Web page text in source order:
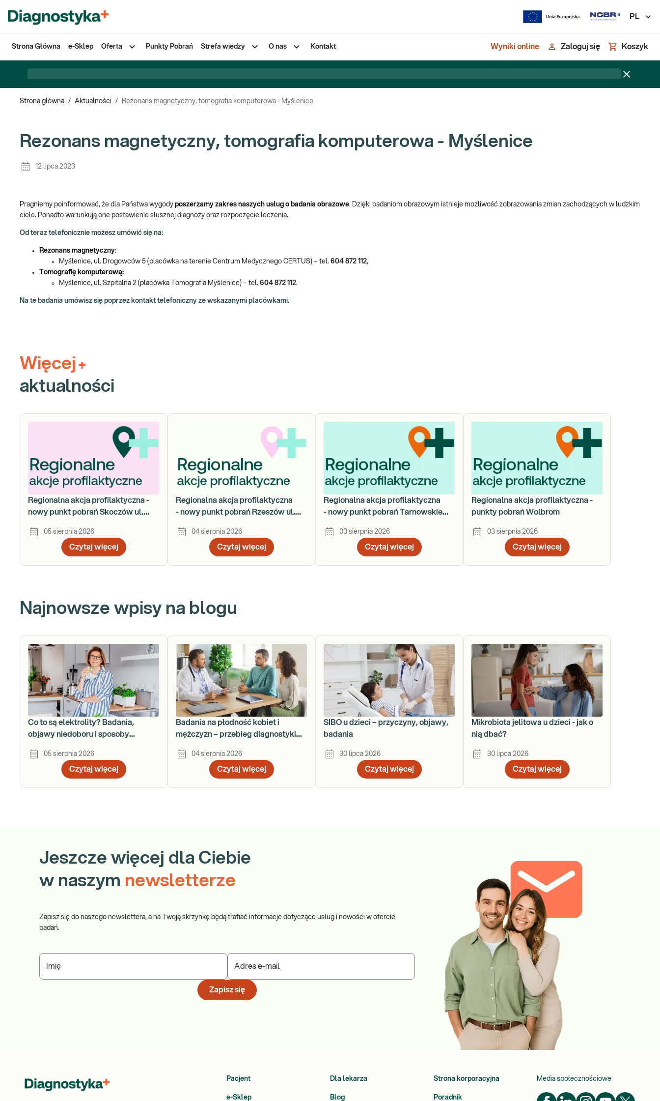
PL
Strona Główna e-Sklep Oferta Punkty Pobrań Strefa wiedzy O nas Kontakt Wyniki online Zaloguj się Koszyk
Strona główna / Aktualności / Rezonans magnetyczny, tomografia komputerowa - Myślenice
Rezonans magnetyczny, tomografia komputerowa - Myślenice
12 lipca 2023
Pragniemy poinformować, że dla Państwa wygody poszerzamy zakres naszych usług o badania obrazowe. Dzięki badaniom obrazowym istnieje możliwość zobrazowania zmian zachodzących w ludzkim
ciele. Ponadto warunkują one postawienie słusznej diagnozy oraz rozpoczęcie leczenia.
Od teraz telefonicznie możesz umówić się na:
Rezonans magnetyczny:
Myślenice, ul. Drogowców 5 (placówka na terenie Centrum Medycznego CERTUS) – tel. 604 872 112,
Tomografię komputerową:
Myślenice, ul. Szpitalna 2 (placówka Tomografia Myślenice) – tel. 604 872 112.
Na te badania umówisz się poprzez kontakt telefoniczny ze wskazanymi placówkami.
Więcej +
aktualności
Regionalna akcja profilaktyczna -
nowy punkt pobrań Skoczów ul.
05 sierpnia 2026
Czytaj więcej
Regionalna akcja profilaktyczna
- nowy punkt pobrań Rzeszów ul.
04 sierpnia 2026
Czytaj więcej
Regionalna akcja profilaktyczna
- nowy punkt pobrań Tarnowskie
03 sierpnia 2026
Czytaj więcej
Regionalna akcja profilaktyczna -
punkty pobrań Wolbrom
03 sierpnia 2026
Czytaj więcej
Najnowsze wpisy na blogu
Co to są elektrolity? Badania,
objawy niedoboru i sposoby
05 sierpnia 2026
Czytaj więcej
Badania na płodność kobiet i
mężczyzn – przebieg diagnostyki
04 sierpnia 2026
Czytaj więcej
SIBO u dzieci – przyczyny, objawy,
badania
30 lipca 2026
Czytaj więcej
Mikrobiota jelitowa u dzieci - jak o
nią dbać?
30 lipca 2026
Czytaj więcej
Jeszcze więcej dla Ciebie
w naszym newsletterze
Zapisz się do naszego newslettera, a na Twoją skrzynkę będą trafiać informacje dotyczące usług i nowości w ofercie
badań.
Imię Adres e-mail
Zapisz się
Pacjent Dla lekarza Strona korporacyjna
e-Sklep Blog Poradnik
Media społecznościowe